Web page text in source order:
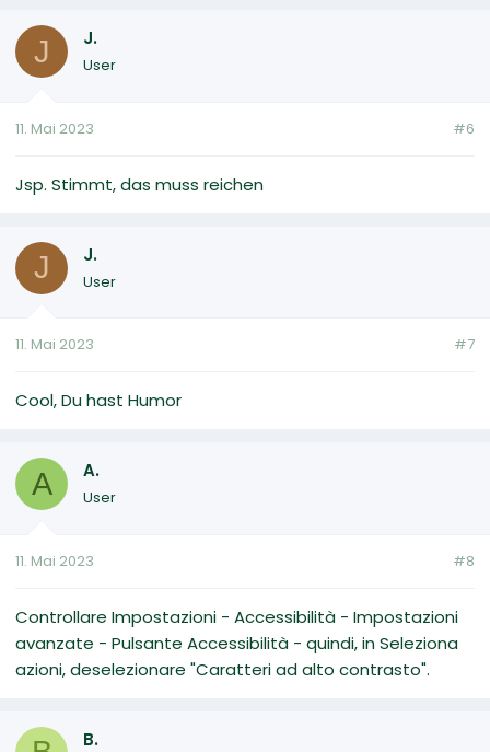
J J.
User
11. Mai 2023 #6
Jsp. Stimmt, das muss reichen
J J.
User
11. Mai 2023 #7
Cool, Du hast Humor
A A.
User
11. Mai 2023 #8
Controllare Impostazioni - Accessibilità - Impostazioni
avanzate - Pulsante Accessibilità - quindi, in Seleziona
azioni, deselezionare "Caratteri ad alto contrasto".
B.